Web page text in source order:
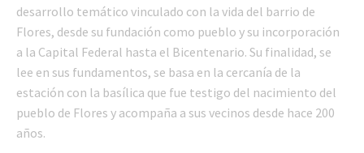
desarrollo temático vinculado con la vida del barrio de
Flores, desde su fundación como pueblo y su incorporación
a la Capital Federal hasta el Bicentenario. Su finalidad, se
lee en sus fundamentos, se basa en la cercanía de la
estación con la basílica que fue testigo del nacimiento del
pueblo de Flores y acompaña a sus vecinos desde hace 200
años.